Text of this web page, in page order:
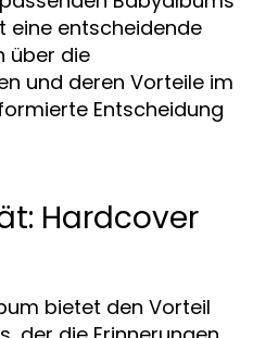
eine entscheidende
über die
und deren Vorteile im
Entscheidung
Hardcover
bietet den Vorteil